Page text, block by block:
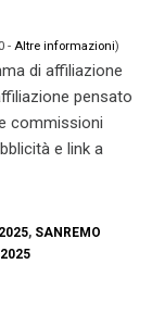
- Altre informazioni)
di affiliazione
pensato
commissioni
e link a
, SANREMO